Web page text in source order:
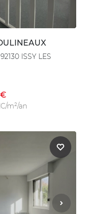
ISSY LES
m²/an